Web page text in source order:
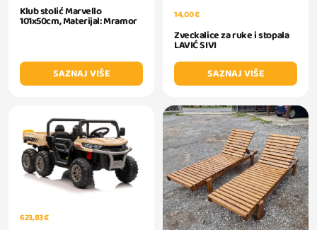
Klub stolić Marvello
101x50cm, Materijal: Mramor
SAZNAJ VIŠE
14,00 €
Zveckalice za ruke i stopala
LAVIĆ SIVI
SAZNAJ VIŠE
623,83 €